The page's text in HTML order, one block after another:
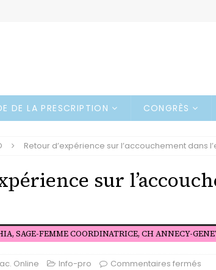
DE LA PRESCRIPTION CONGRÈS
Retour d’expérience sur l’accouchement dans
sur
SAGE-FEMME COORDINATRICE, CH ANNECY-
Online Info-pro Commentaires fermés